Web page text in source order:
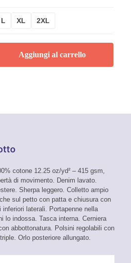
L XL 2XL
Aggiungi al carrello
cotone 12.25 oz/yd² – 415 gsm,
di movimento. Denim lavato.
Sherpa leggero. Colletto ampio
sul petto con patta e chiusura con
laterali. Portapenne nella
lo indossa. Tasca interna. Cerniera
abbottonatura. Polsini regolabili con
Orlo posteriore allungato.